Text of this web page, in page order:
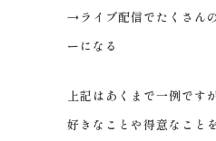
→ライブ配信でたくさん
ーになる
上記はあくまで一例です
好きなことや得意なこと